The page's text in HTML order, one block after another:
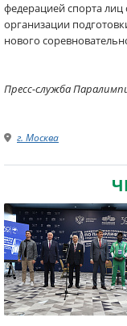
федерацией спорта
организации
нового
Пресс-служба
г. Москва